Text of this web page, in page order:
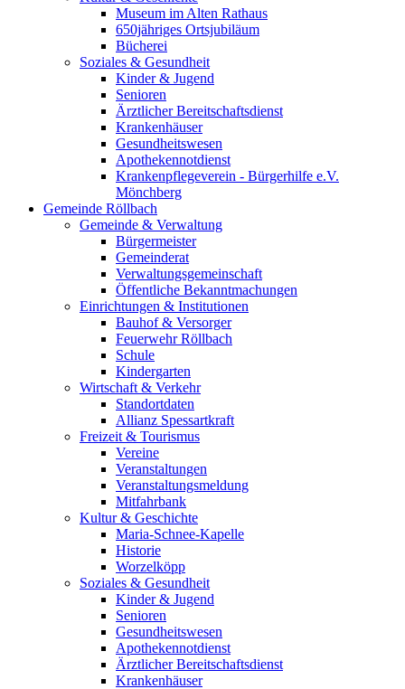
Museum im Alten Rathaus
650jähriges Ortsjubiläum
Bücherei
Soziales & Gesundheit
Kinder & Jugend
Senioren
Ärztlicher Bereitschaftsdienst
Krankenhäuser
Gesundheitswesen
Apothekennotdienst
Krankenpflegeverein - Bürgerhilfe e.V.
Mönchberg
Gemeinde Röllbach
Gemeinde & Verwaltung
Bürgermeister
Gemeinderat
Verwaltungsgemeinschaft
Öffentliche Bekanntmachungen
Einrichtungen & Institutionen
Bauhof & Versorger
Feuerwehr Röllbach
Schule
Kindergarten
Wirtschaft & Verkehr
Standortdaten
Allianz Spessartkraft
Freizeit & Tourismus
Vereine
Veranstaltungen
Veranstaltungsmeldung
Mitfahrbank
Kultur & Geschichte
Maria-Schnee-Kapelle
Historie
Worzelköpp
Soziales & Gesundheit
Kinder & Jugend
Senioren
Gesundheitswesen
Apothekennotdienst
Ärztlicher Bereitschaftsdienst
Krankenhäuser